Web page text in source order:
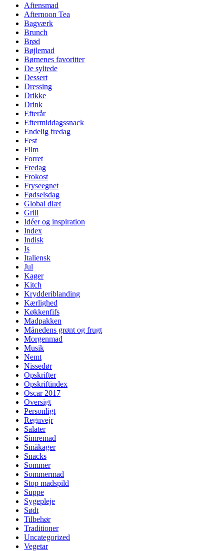
Aftensmad
Afternoon Tea
Bagværk
Brunch
Brød
Bøjlemad
Børnenes favoritter
De syltede
Dessert
Dressing
Drikke
Drink
Efterår
Eftermiddagssnack
Endelig fredag
Fest
Film
Forret
Fredag
Frokost
Fryseegnet
Fødselsdag
Global diæt
Grill
Idéer og inspiration
Index
Indisk
Is
Italiensk
Jul
Kager
Kitch
Krydderiblanding
Kærlighed
Køkkenfifs
Madpakken
Månedens grønt og frugt
Morgenmad
Musik
Nemt
Nissedør
Opskrifter
Opskriftindex
Oscar 2017
Oversigt
Personligt
Regnvejr
Salater
Simremad
Småkager
Snacks
Sommer
Sommermad
Stop madspild
Suppe
Sygepleje
Sødt
Tilbehør
Traditioner
Uncategorized
Vegetar